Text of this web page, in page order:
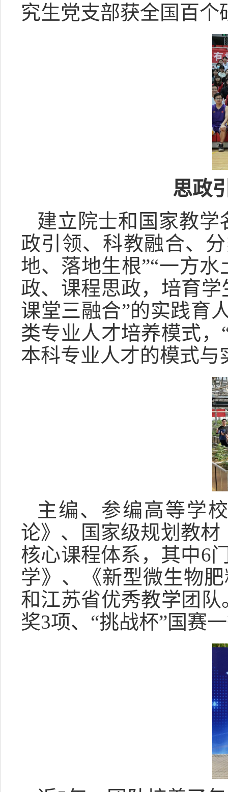
究生党支部获全国百
思政
建立院士和国家教学
政引领、科教融合、
地、落地生根”“一方
政、课程思政，培育
课堂三融合”的实践育
类专业人才培养模式
本科专业人才的模式与
主编、参编高等学
论》、国家级规划教
核心课程体系，其中6
学》、《新型微生物
和江苏省优秀教学团
奖3项、“挑战杯”国赛